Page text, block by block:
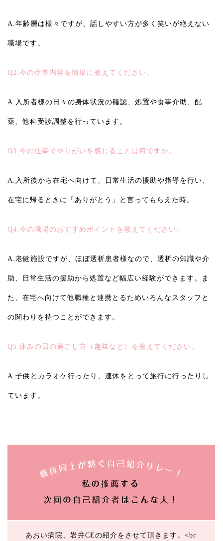
A.年齢層は様々ですが、話しやすい方が多く笑いが絶えない
職場です。
Q2.今の仕事内容を簡単に教えてください。
A.入所者様の日々の身体状況の確認、処置や食事介助、配
薬、他科受診調整を行っています。
Q3.今の仕事でやりがいを感じることは何ですか。
A.入所後から在宅へ向けて、日常生活の援助や指導を行い、
在宅に帰るときに「ありがとう」と言ってもらえた時。
Q4.今の職場のおすすめポイントを教えてください。
A.老健施設ですが、ほぼ透析患者様なので、透析の知識や介
助、日常生活の援助から処置など幅広い経験ができます。ま
た、在宅へ向けて他職種と連携とるためいろんなスタッフと
の関わりを持つことができます。
Q5.休みの日の過ごし方（趣味など）を教えてください。
A.子供とカラオケ行ったり、連休をとって旅行に行ったりし
ています。
あおい病院、岩井CEの紹介をさせて頂きます。<br